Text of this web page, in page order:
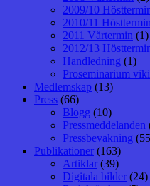
2009/10
2010/11 Hösttermin
2011 Vårtermin (1)
2012/13
Handledning (1)
Proseminarium
Medlemskap (13)
Press (66)
Blogg (10)
Pressmeddelanden
Pressbevakning
Publikationer (163)
Artiklar (39)
Digitala bilder (24)